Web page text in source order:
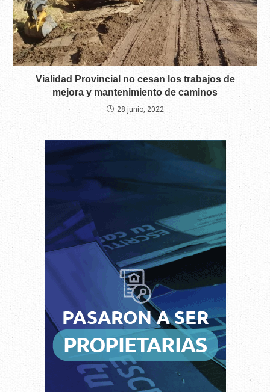
Vialidad Provincial no cesan los trabajos de
mejora y mantenimiento de caminos
28 junio, 2022